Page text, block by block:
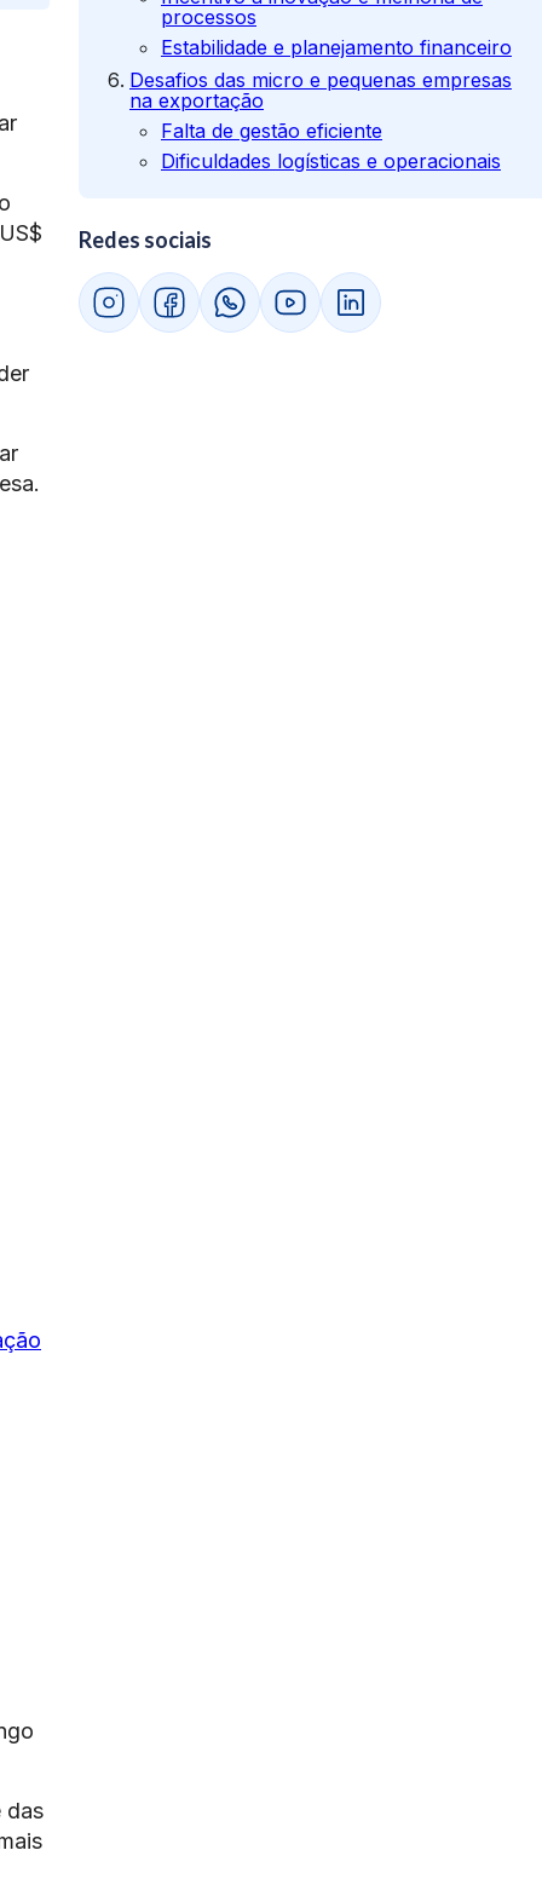
das
processos
Estabilidade e planejamento financeiro
Desafios das micro e pequenas empresas
na exportação
Falta de gestão eficiente
Dificuldades logísticas e operacionais
Adequação a padrões e exigências
Como um ERP potencializa os resultados
no Acredita Exportação
Redes sociais